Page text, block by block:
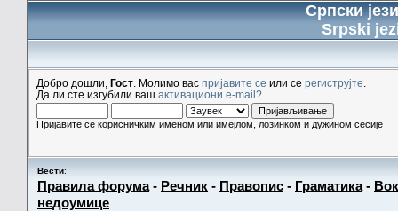
Српски
Srpski
Добро дошли, Гост . Молимо вас пријавите се или се региструјте
Да ли сте изгубили ваш активациони e-mail?
Пријавите се корисничким именом или имејлом, лозинком и дужином сесије
Вести:
Правила форума- Речник - Правопис - Граматика-
недоумице